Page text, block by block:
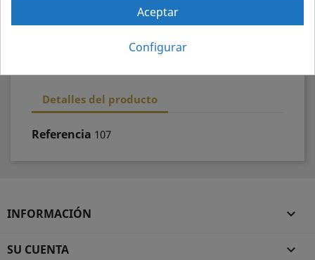
100% calidad
Detalles del producto
Referencia 107
INFORMACIÓN 
SU CUENTA 
Aceptar
Configurar